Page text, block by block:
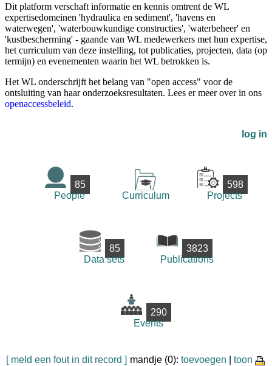
Dit platform verschaft informatie en kennis omtrent de WL
expertisedomeinen 'hydraulica en sediment', 'havens en
waterwegen', 'waterbouwkundige constructies', 'waterbeheer' en
'kustbescherming' - gaande van WL medewerkers met hun expertise,
het curriculum van deze instelling, tot publicaties, projecten, data (op
termijn) en evenementen waarin het WL betrokken is.
Het WL onderschrijft het belang van "open access" voor de
ontsluiting van haar onderzoeksresultaten. Lees er meer over in ons
openaccessbeleid.
log in
85
People
Curriculum
598
Projects
85
Data sets
3823
Publications
290
Events
[ meld een fout in dit record ] mandje (0): toevoegen toon